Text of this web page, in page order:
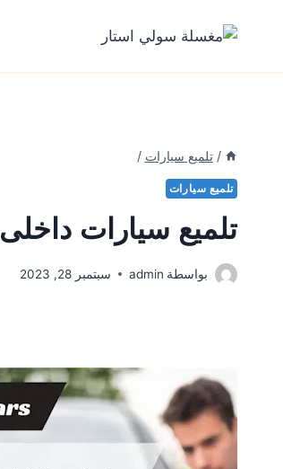
/ تلميع سيارات /
تلميع سيارات
تلميع سيارات داخلى
بواسطة admin سبتمبر 28, 2023